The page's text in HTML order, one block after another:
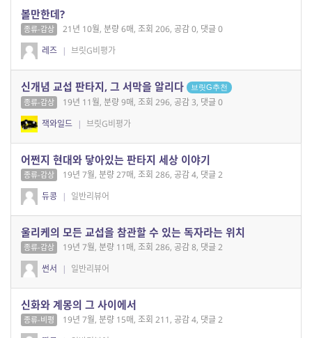
볼만한데?
종류-감상
21년 10월, 분량 6매, 조회 206, 공감 0, 댓글 0
레즈 | 브릿G비평가
신개념 교섭 판타지, 그 서막을 알리다 브릿G추천
종류-감상
19년 11월, 분량 9매, 조회 296, 공감 3, 댓글 0
잭와일드 | 브릿G비평가
어쩐지 현대와 닿아있는 판타지 세상 이야기
종류-감상
19년 7월, 분량 27매, 조회 286, 공감 4, 댓글 2
듀콩 | 일반리뷰어
울리케의 모든 교섭을 참관할 수 있는 독자라는 위치
종류-감상
19년 7월, 분량 11매, 조회 286, 공감 8, 댓글 2
썬서
| 일반리뷰어
신화와 계몽의 그 사이에서
종류-비평
19년 7월, 분량 15매, 조회 211, 공감 4, 댓글 2